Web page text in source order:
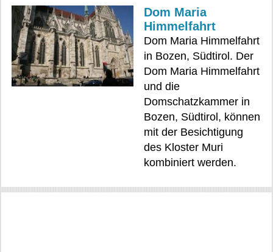
Dom Maria
Himmelfahrt
Dom Maria Himmelfahrt
in Bozen, Südtirol. Der
Dom Maria Himmelfahrt
und die
Domschatzkammer in
Bozen, Südtirol, können
mit der Besichtigung
des Kloster Muri
kombiniert werden.